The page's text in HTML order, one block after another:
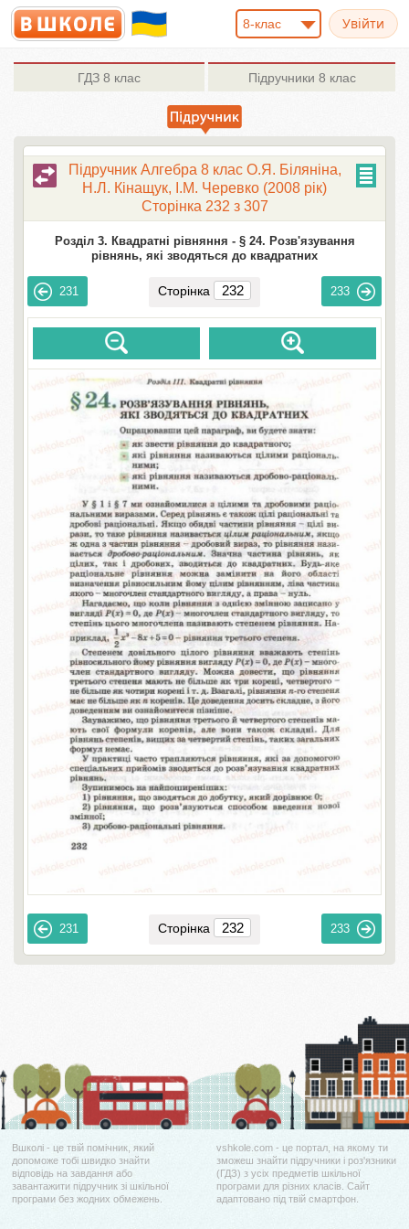
8-клас
ГДЗ 8 клас Підручники 8 клас
Підручник Алгебра 8 клас О.Я. Біляніна,
Н.Л. Кінащук, І.М. Черевко (2008 рік)
Сторінка 232 з 307
Розділ 3. Квадратні рівняння - § 24. Розв'язування
рівнянь, які зводяться до квадратних
231 Сторінка 233
231 Сторінка 233
Вшколі - це твій помічник, який
допоможе тобі швидко знайти
відповідь на завдання або
завантажити підручник зі шкільної
програми без жодних обмежень.
vshkole.com - це портал, на якому ти
зможеш знайти підручники і роз'язники
(ГДЗ) з усіх предметів шкільної
програми для різних класів. Сайт
адаптовано під твій смартфон.